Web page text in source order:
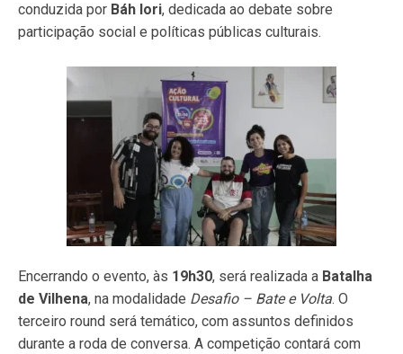
conduzida por Báh Iori, dedicada ao debate sobre
participação social e políticas públicas culturais.
Encerrando o evento, às 19h30, será realizada a Batalha
de Vilhena, na modalidade Desafio – Bate e Volta. O
terceiro round será temático, com assuntos definidos
durante a roda de conversa. A competição contará com